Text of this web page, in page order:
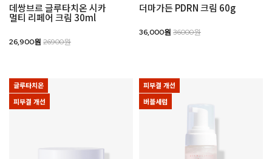
데쌍브르 글루타치온 시카
멀티 리페어 크림 30ml
26,900원 26900원
더마가든 PDRN 크림 60g
36,000원 36000원
글루타치온
피부결 개선
피부결 개선
버블세럼